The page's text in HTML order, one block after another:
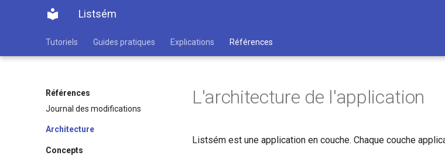
Listsém
Tutoriels Guides pratiques Explications Références
Références
Journal des modifications
Architecture
Concepts
L'architecture de l'application
Listsém est une application en couche. Chaque couche